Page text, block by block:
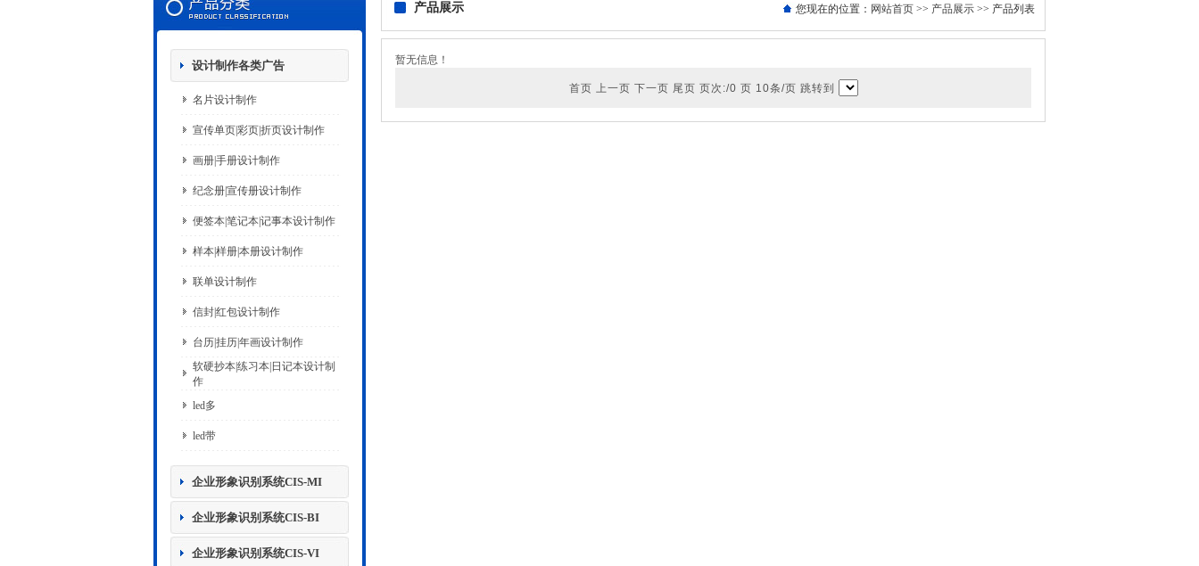
设计制作各类广告
名片设计制作
宣传单页|彩页|折页设计制作
画册|手册设计制作
纪念册|宣传册设计制作
便签本|笔记本|记事本设计制作
样本|样册|本册设计制作
联单设计制作
信封|红包设计制作
台历|挂历|年画设计制作
软硬抄本|练习本|日记本设计制
作
led多
led带
企业形象识别系统CIS-MI
企业形象识别系统CIS-BI
企业形象识别系统CIS-VI
产品展示 您现在的位置： 网站首页 >> 产品展示 >> 产品列表
暂无信息！
首页 上一页 下一页 尾页 页次:/0 页 10条/页 跳转到